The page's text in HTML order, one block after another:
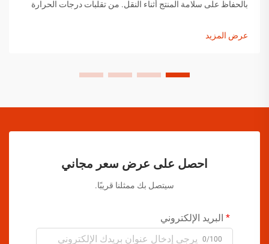
بالحفاظ على سلامة المنتج أثناء النقل. من تقلبات درجات الحرارة
عرض المزيد
احصل على عرض سعر مجاني
سيتصل بك ممثلنا قريبًا.
البريد الإلكتروني
0/100